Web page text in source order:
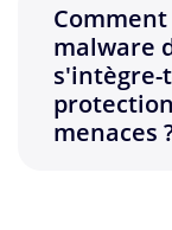
malware
s'intègre-
menaces